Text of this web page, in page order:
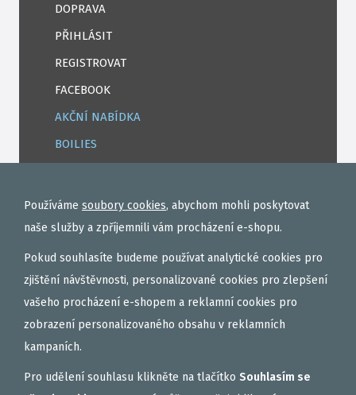
DOPRAVA
PŘIHLÁSIT
REGISTROVAT
FACEBOOK
AKČNÍ NABÍDKA
BOILIES
TEKUTÉ
OBALOVAČKY
VAŘENÝ PARTIKL
BIŽUTERIE NA MONTÁŽE
DÁRKOVÝ POUKAZ, DÁRKOVÁ KAZETA
AKČNÍ SETY
Používáme soubory cookies, abychom mohli poskytovat
naše služby a zpříjemnili vám procházení e-shopu.
Pokud souhlasíte budeme používat analytické cookies pro
zjištění návštěvnosti, personalizované cookies pro zlepšení
vašeho procházení e-shopem a reklamní cookies pro
zobrazení personalizovaného obsahu v reklamních
kampaních.
Pro udělení souhlasu klikněte na tlačítko Souhlasím se